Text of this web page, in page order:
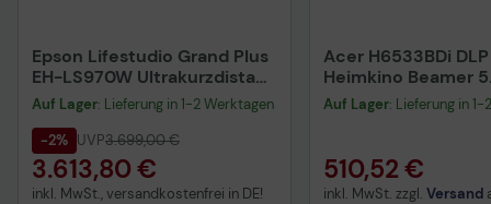
Epson Lifestudio Grand Plus
EH-LS970W Ultrakurzdistanz
Beamer 4.000 Lumen
Auf Lager: Lieferung in 1-2 Werktagen
-2% UVP3.699,00 €
3.613,80 €
inkl. MwSt., versandkostenfrei in DE!
Acer H6533BDi DLP
Heimkino Beamer
ANSI Lumen
Auf Lager: Lieferung in
510,52 €
inkl. MwSt. zzgl. Versand